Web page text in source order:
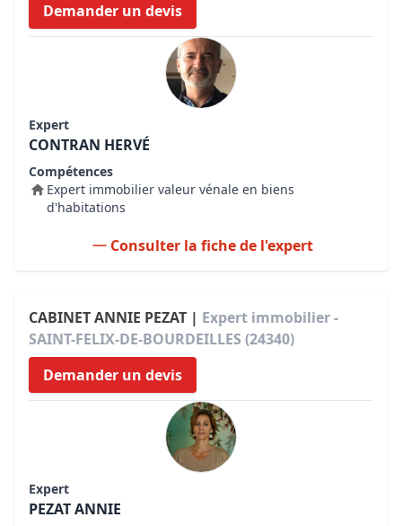
Demander un devis
Expert
CONTRAN HERVÉ
Compétences
Expert immobilier valeur vénale en biens
d'habitations
Consulter la fiche de l'expert
CABINET ANNIE PEZAT | Expert immobilier -
SAINT-FELIX-DE-BOURDEILLES (24340)
Demander un devis
Expert
PEZAT ANNIE